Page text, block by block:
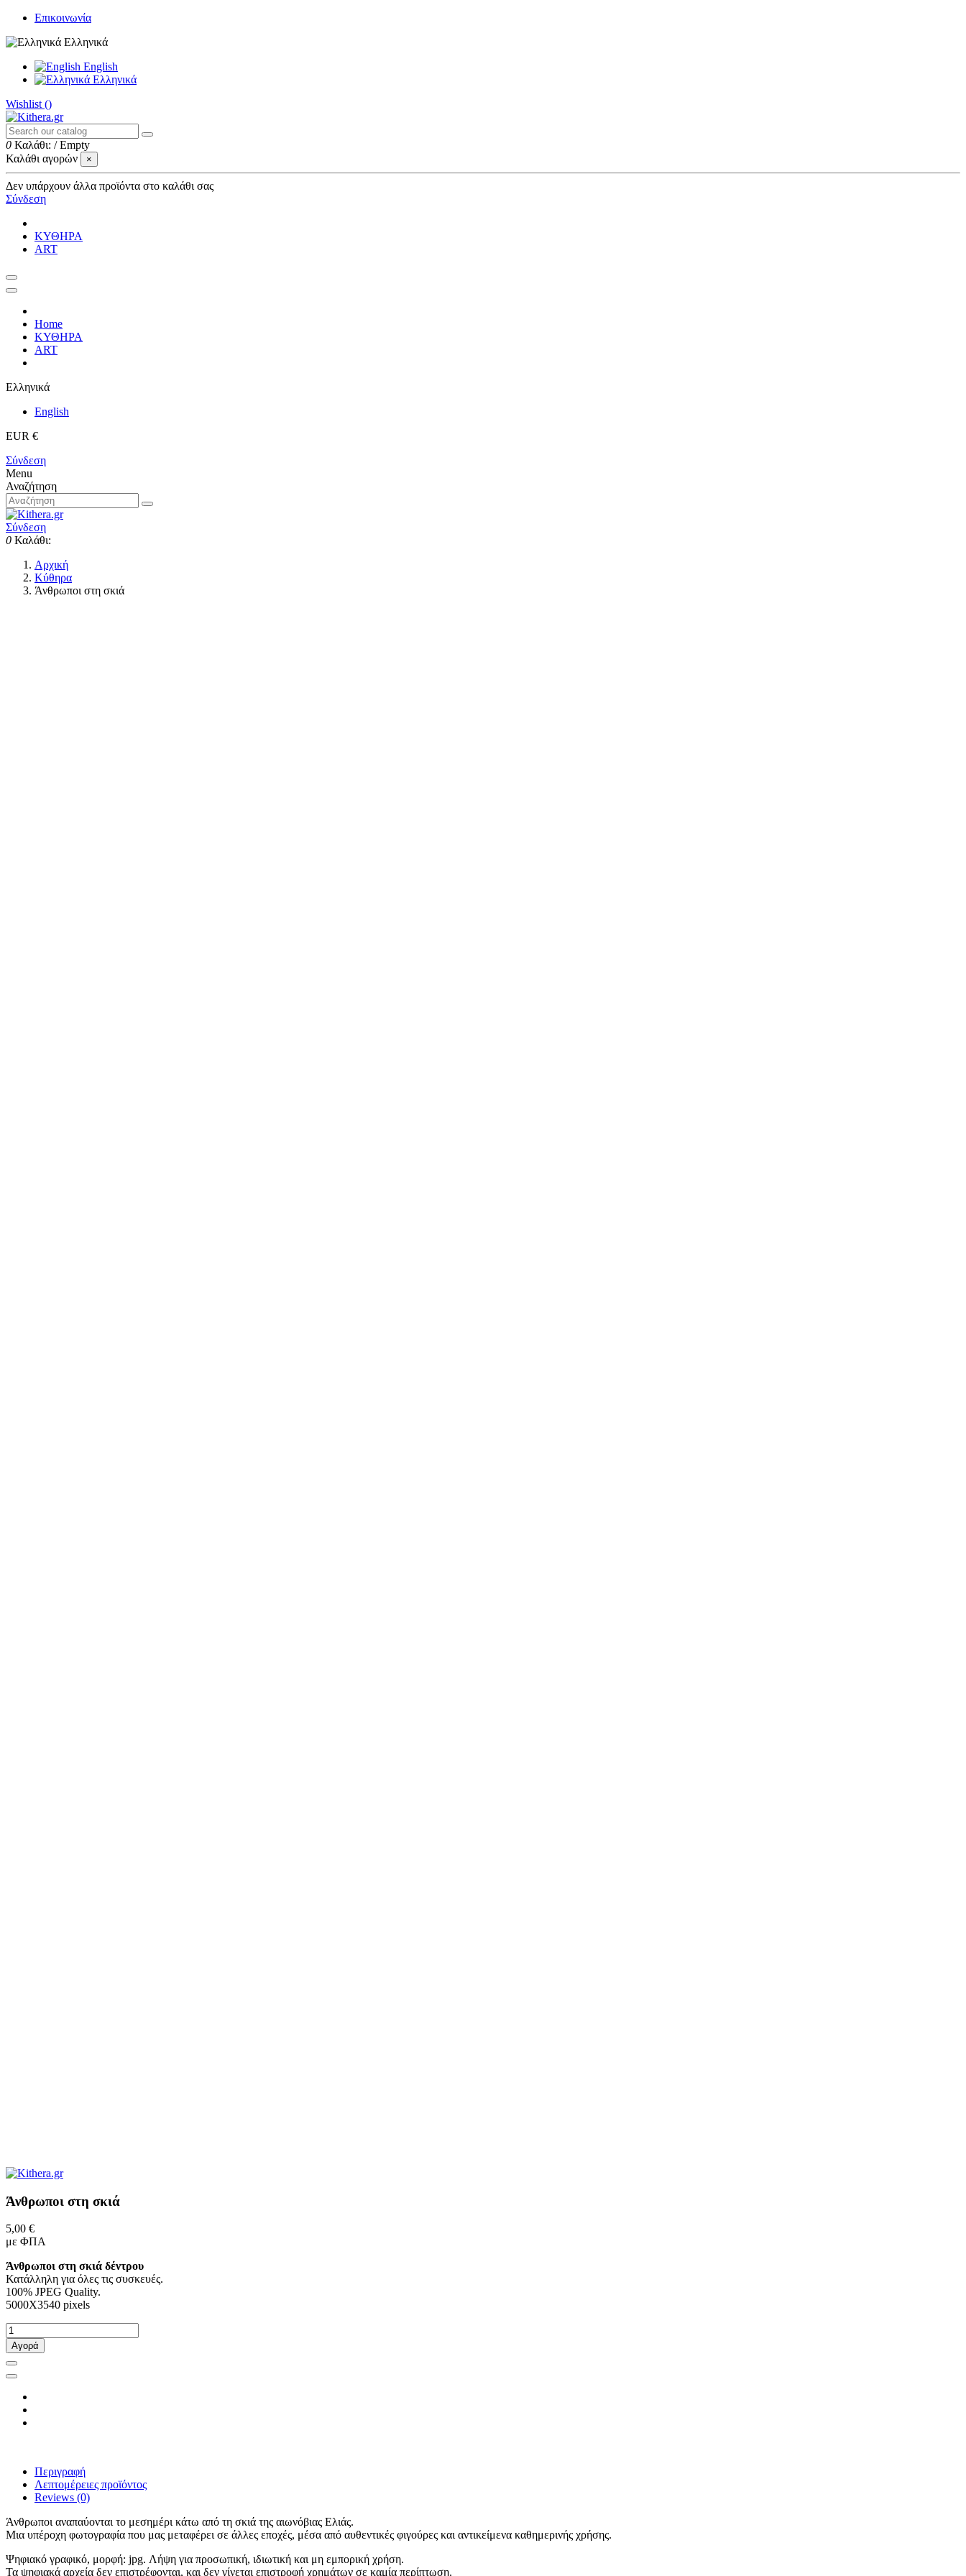
Επικοινωνία
Ελληνικά
English
Ελληνικά
Wishlist ()
0 Καλάθι: /Empty
Καλάθι αγορών
×
Δεν υπάρχουν άλλα προϊόντα στο καλάθι σας
Σύνδεση
ΚΥΘΗΡΑ
ART
Home
ΚΥΘΗΡΑ
ART
Ελληνικά
English
EUR €
Σύνδεση
Menu
Αναζήτηση
Σύνδεση
0 Καλάθι:
Αρχική
Κύθηρα
Άνθρωποι στη σκιά
Άνθρωποι στη σκιά
5,00 €
με ΦΠΑ
Άνθρωποι στη σκιά δέντρου
Κατάλληλη για όλες τις συσκευές.
100% JPEG Quality.
5000X3540 pixels
Αγορά
Περιγραφή
Λεπτομέρειες προϊόντος
Reviews (0)
Άνθρωποι αναπαύονται το μεσημέρι κάτω από τη σκιά της αιωνόβιας Ελιάς.
Μια υπέροχη φωτογραφία που μας μεταφέρει σε άλλες εποχές, μέσα από αυθεντικές φιγούρες και αντικείμενα καθημερινής χρήσης.
Ψηφιακό γραφικό, μορφή: jpg. Λήψη για προσωπική, ιδιωτική και μη εμπορική χρήση.
Τα ψηφιακά αρχεία δεν επιστρέφονται, και δεν γίνεται επιστροφή χρημάτων σε καμία περίπτωση.